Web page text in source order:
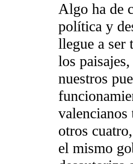
Algo ha de
política y
llegue a ser
los
nuestros
otros
el mismo